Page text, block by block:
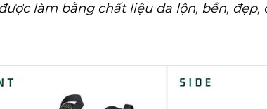
làm bằng chất liệu da lộn, bền, đẹp,